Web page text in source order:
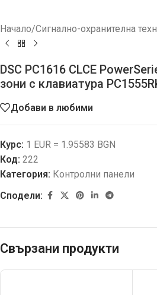
Начало/Сигнално-охранителна
DSC PC1616 CLCE
зони с клавиатура
Добави в любими
Курс: 1 EUR = 1.95583 BGN
Код: 222
Категория: Контролни панели
Сподели:
Свързани продукти